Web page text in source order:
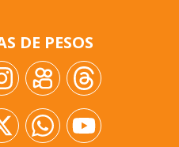
DE PESOS